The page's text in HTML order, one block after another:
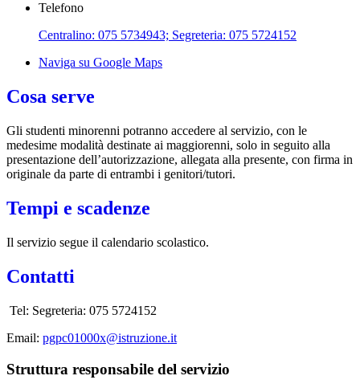
Telefono
Centralino: 075 5734943; Segreteria: 075 5724152
Naviga su Google Maps
Cosa serve
Gli studenti minorenni potranno accedere al servizio, con le
medesime modalità destinate ai maggiorenni, solo in seguito alla
presentazione dell’autorizzazione, allegata alla presente, con firma in
originale da parte di entrambi i genitori/tutori.
Tempi e scadenze
Il servizio segue il calendario scolastico.
Contatti
Tel: Segreteria: 075 5724152
Email: pgpc01000x@istruzione.it
Struttura responsabile del servizio